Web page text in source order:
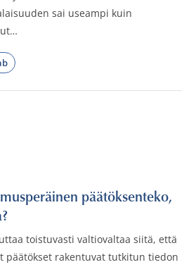
sai useampi kuin
päätöksenteko,
toistuvasti valtiovaltaa siitä, että
päätökset rakentuvat tutkitun tiedon